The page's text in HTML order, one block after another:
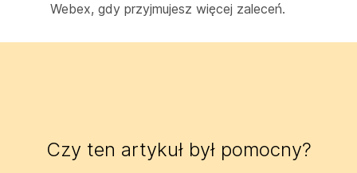
Webex, gdy przyjmujesz więcej zaleceń.
Czy ten artykuł był pomocny?